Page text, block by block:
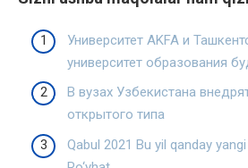
Университет AKFA и
университет образования
В вузах Узбекистана
открытого типа
Qabul 2021 Bu yil qanday